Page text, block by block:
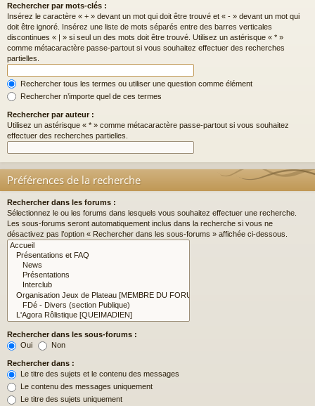
Rechercher par mots-clés :
Insérez le caractère « + » devant un mot qui doit être trouvé et « - » devant un mot qui
doit être ignoré. Insérez une liste de mots séparés entre des barres verticales
discontinues « | » si seul un des mots doit être trouvé. Utilisez un astérisque « * »
comme métacaractère passe-partout si vous souhaitez effectuer des recherches
partielles.
Rechercher tous les termes ou utiliser une question comme élément
Rechercher n’importe quel de ces termes
Rechercher par auteur :
Utilisez un astérisque « * » comme métacaractère passe-partout si vous souhaitez
effectuer des recherches partielles.
Préférences de la recherche
Rechercher dans les forums :
Sélectionnez le ou les forums dans lesquels vous souhaitez effectuer une recherche.
Les sous-forums seront automatiquement inclus dans la recherche si vous ne
désactivez pas l’option « Rechercher dans les sous-forums » affichée ci-dessous.
Rechercher dans les sous-forums :
Oui
Non
Rechercher dans :
Le titre des sujets et le contenu des messages
Le contenu des messages uniquement
Le titre des sujets uniquement